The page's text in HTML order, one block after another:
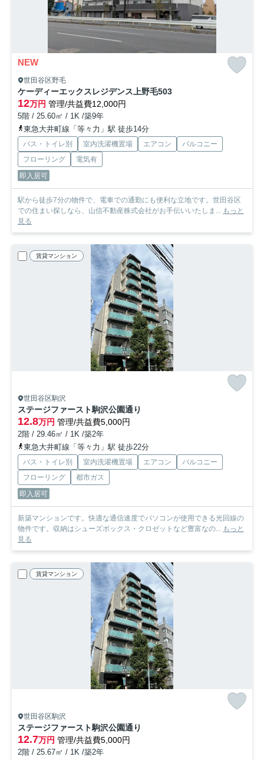
NEW
世田谷区野毛
ケーディーエックスレジデンス上野毛503
12万円 管理/共益費12,000円
5階 / 25.60㎡ / 1K /築9年
東急大井町線「等々力」駅 徒歩14分
バス・トイレ別 室内洗濯機置場 エアコン
バルコニー
フローリング
電気有
即入居可
駅から徒歩7分の物件で、電車での通勤にも便利な立地です。世田谷区
での住まい探しなら、山信不動産株式会社がお手伝いいたしま... もっと
見る
賃貸マンション
世田谷区駒沢
ステージファースト駒沢公園通り
12.8万円 管理/共益費5,000円
2階 / 29.46㎡ / 1K /築2年
東急大井町線「等々力」駅 徒歩22分
バス・トイレ別 室内洗濯機置場 エアコン
バルコニー
フローリング
都市ガス
即入居可
新築マンションです。快適な通信速度でパソコンが使用できる光回線の
物件です。収納はシューズボックス・クロゼットなど豊富なの... もっと
見る
賃貸マンション
世田谷区駒沢
ステージファースト駒沢公園通り
12.7万円 管理/共益費5,000円
2階 / 25.67㎡ / 1K /築2年